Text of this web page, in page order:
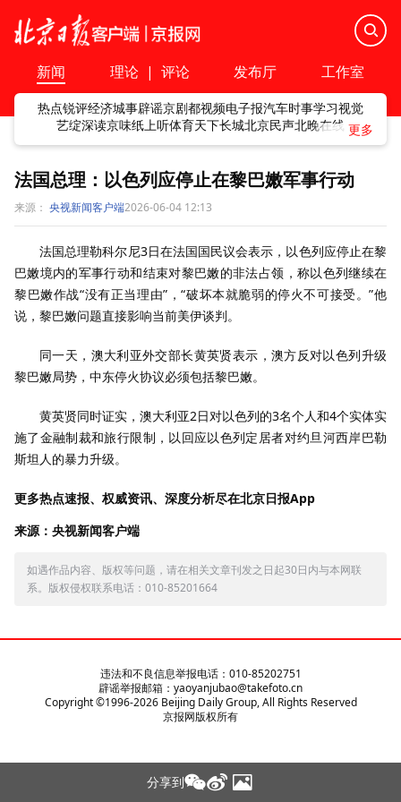
新闻 理论 | 评论 发布厅 工作室
热点锐评经济城事辟谣京剧都视频电子报汽车时事学习视觉
艺绽深读京味纸上听体育天下长城北京民声北晚在线
法国总理：以色列应停止在黎巴嫩军事行动
来源： 央视新闻客户端2026-06-04 12:13
法国总理勒科尔尼3日在法国国民议会表示，以色列应停止在黎
巴嫩境内的军事行动和结束对黎巴嫩的非法占领，称以色列继续在
黎巴嫩作战“没有正当理由”，“破坏本就脆弱的停火不可接受。”他
说，黎巴嫩问题直接影响当前美伊谈判。
同一天，澳大利亚外交部长黄英贤表示，澳方反对以色列升级
黎巴嫩局势，中东停火协议必须包括黎巴嫩。
黄英贤同时证实，澳大利亚2日对以色列的3名个人和4个实体实
施了金融制裁和旅行限制，以回应以色列定居者对约旦河西岸巴勒
斯坦人的暴力升级。
更多热点速报、权威资讯、深度分析尽在北京日报App
来源：央视新闻客户端
如遇作品内容、版权等问题，请在相关文章刊发之日起30日内与本网联
系。版权侵权联系电话：010-85201664
分享到
违法和不良信息举报电话：010-85202751
辟谣举报邮箱：yaoyanjubao@takefoto.cn
Copyright ©1996-2026Beijing Daily Group, All Rights Reserved
京报网版权所有